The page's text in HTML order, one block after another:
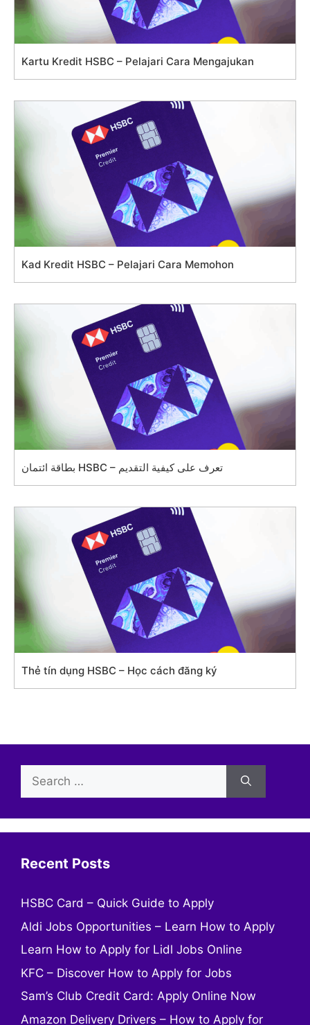
Kartu Kredit HSBC – Pelajari Cara Mengajukan
Kad Kredit HSBC – Pelajari Cara Memohon
بطاقة ائتمان HSBC – تعرف على كيفية التقديم
Thẻ tín dụng HSBC – Học cách đăng ký
Search
for:
Recent Posts
HSBC Card – Quick Guide to Apply
Aldi Jobs Opportunities – Learn How to Apply
Learn How to Apply for Lidl Jobs Online
KFC – Discover How to Apply for Jobs
Sam’s Club Credit Card: Apply Online Now
Amazon Delivery Drivers – How to Apply for